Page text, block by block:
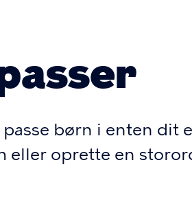
børn i enten dit
eller oprette en